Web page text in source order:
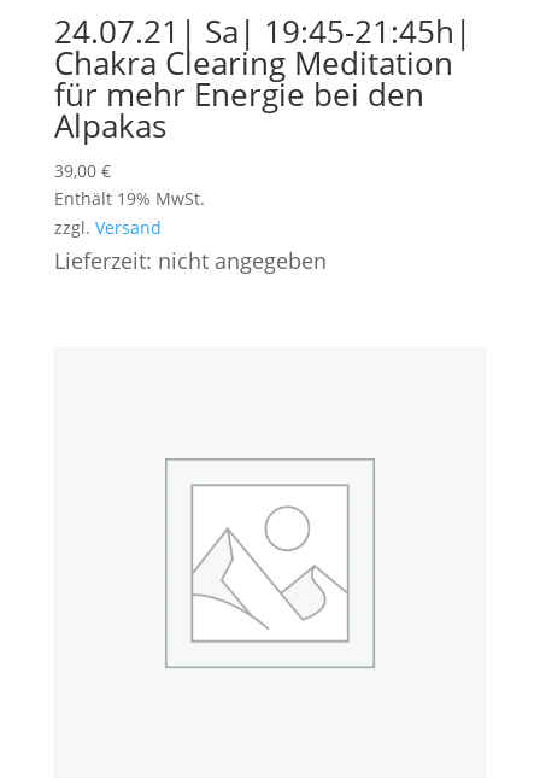
24.07.21| Sa| 19:45-21:45h|
Chakra Clearing Meditation
für mehr Energie bei den
Alpakas
39,00 €
Enthält 19% MwSt.
zzgl. Versand
Lieferzeit: nicht angegeben